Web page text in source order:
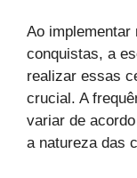
Ao implementar
conquistas, a
realizar essas
crucial. A
variar de
a natureza das